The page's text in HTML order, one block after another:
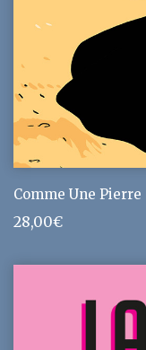
Comme Une Pierre
28,00€